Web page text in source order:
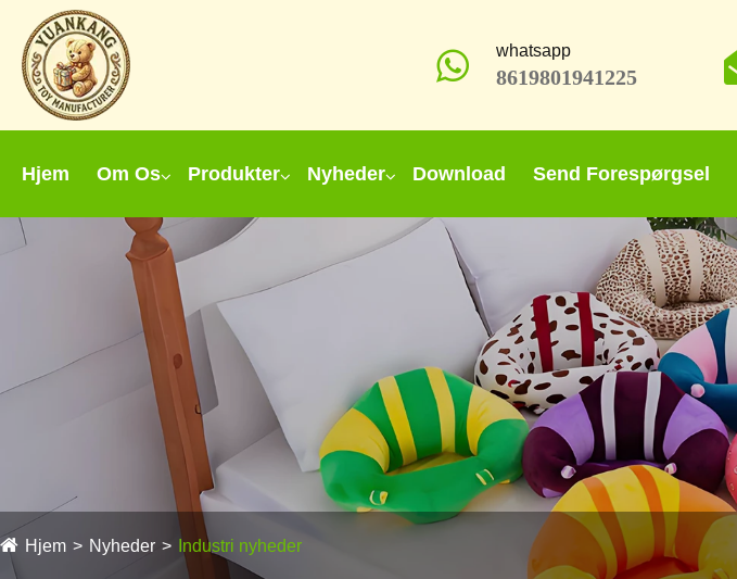
whatsapp
8619801941225
Hjem Om Os Produkter Nyheder Download Send Forespørgsel
Hjem Nyheder Industri nyheder